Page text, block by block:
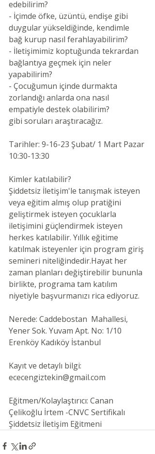
edebilirim?
- İçimde öfke, üzüntü, endişe gibi
duygular yükseldiğinde, kendimle
bağ kurup nasıl ferahlayabilirim?
- İletişimimiz koptuğunda tekrardan
bağlantıya geçmek için neler
yapabilirim?
- Çocuğumun içinde durmakta
zorlandığı anlarda ona nasıl
empatiyle destek olabilirim?
gibi soruları araştıracağız.
Tarihler: 9-16-23 Şubat/ 1 Mart Pazar
10:30-13:30
Kimler katılabilir?
Şiddetsiz İletişim'le tanışmak isteyen
veya eğitim almış olup pratiğini
geliştirmek isteyen çocuklarla
iletişimini güçlendirmek isteyen
herkes katılabilir. Yıllık eğitime
katılmak isteyenler için program giriş
semineri niteliğindedir.Hayat her
zaman planları değiştirebilir bununla
birlikte, programa tam katılım
niyetiyle başvurmanızı rica ediyoruz.
Nerede: Caddebostan  Mahallesi,
Yener Sok. Yuvam Apt. No: 1/10
Erenköy Kadıköy İstanbul
Kayıt ve detaylı bilgi:
ececengiztekin@gmail.com
Eğitmen/Kolaylaştırıcı: Canan
Çelikoğlu İrtem -CNVC Sertifikalı
Şiddetsiz İletişim Eğitmeni